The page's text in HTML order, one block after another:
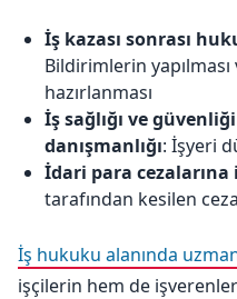
İş kazası sonrası
Bildirimlerin
hazırlanması
İş sağlığı ve
danışmanlığı: İşyeri
İdari para
tarafından kesilen
İş hukuku alanında
işçilerin hem de